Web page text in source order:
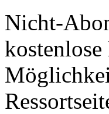
Nicht-